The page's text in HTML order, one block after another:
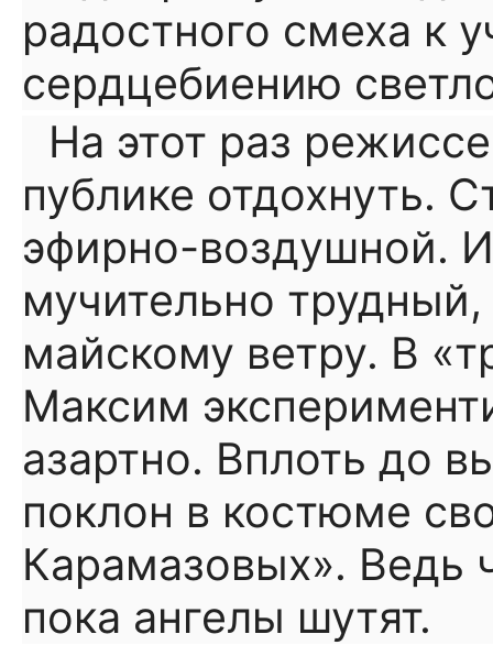
радостного смеха к
сердцебиению
На этот раз
публике отдохнуть.
эфирно-воздушной.
мучительно
майскому ветру. В
Максим
азартно. Вплоть до
поклон в костюме
Карамазовых». Ведь
пока ангелы шутят.